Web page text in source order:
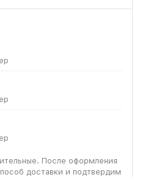
После оформления
доставки и подтвердим